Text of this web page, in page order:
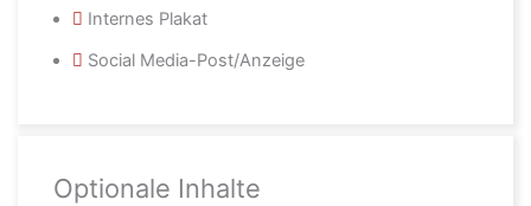
Internes Plakat
Social Media-Post/Anzeige
Optionale Inhalte